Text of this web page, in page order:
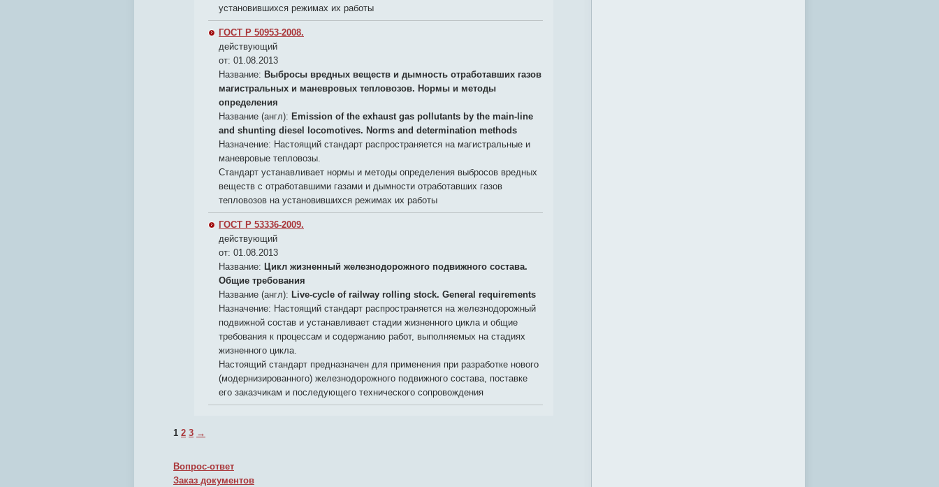
установившихся режимах их работы
ГОСТ Р 50953-2008.
действующий
от: 01.08.2013
Название: Выбросы вредных веществ и дымность отработавших газов
магистральных и маневровых тепловозов. Нормы и методы
определения
Название (англ): Emission of the exhaust gas pollutants by the main-line
and shunting diesel locomotives. Norms and determination methods
Назначение: Настоящий стандарт распространяется на магистральные и
маневровые тепловозы.
Стандарт устанавливает нормы и методы определения выбросов вредных
веществ с отработавшими газами и дымности отработавших газов
тепловозов на установившихся режимах их работы
ГОСТ Р 53336-2009.
действующий
от: 01.08.2013
Название: Цикл жизненный железнодорожного подвижного состава.
Общие требования
Название (англ): Live-cycle of railway rolling stock. General requirements
Назначение: Настоящий стандарт распространяется на железнодорожный
подвижной состав и устанавливает стадии жизненного цикла и общие
требования к процессам и содержанию работ, выполняемых на стадиях
жизненного цикла.
Настоящий стандарт предназначен для применения при разработке нового
(модернизированного) железнодорожного подвижного состава, поставке
его заказчикам и последующего технического сопровождения
1 2 3 →
Вопрос-ответ
Заказ документов